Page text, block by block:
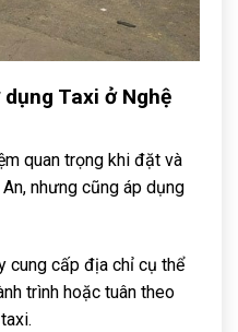
Taxi ở Nghệ
quan trọng khi đặt và
nhưng cũng áp dụng
cung cấp địa chỉ cụ thể
trình hoặc tuân theo